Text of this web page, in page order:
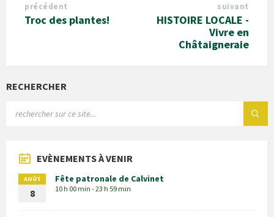
précédent
Troc des plantes!
suivant
HISTOIRE LOCALE -
Vivre en
Châtaigneraie
RECHERCHER
EVÈNEMENTS À VENIR
AOÛT
8
Fête patronale de Calvinet
10 h 00 min - 23 h 59 min